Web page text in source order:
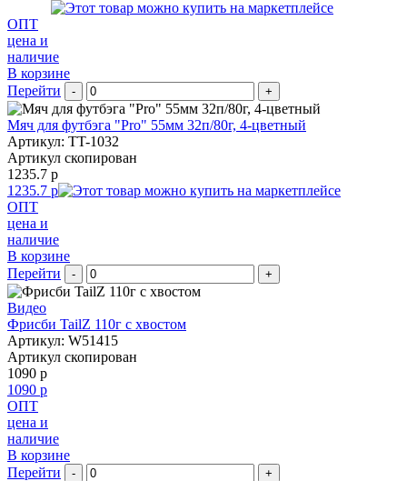
ОПТ
цена и
наличие
В корзине
Перейти
- +
Мяч для футбэга "Pro" 55мм 32п/80г, 4-цветный
Артикул: TT-1032
Артикул скопирован
1235.7 р
1235.7 р
ОПТ
цена и
наличие
В корзине
Перейти
- +
Видео
Фрисби TailZ 110г с хвостом
Артикул: W51415
Артикул скопирован
1090 р
1090 р
ОПТ
цена и
наличие
В корзине
Перейти
- +